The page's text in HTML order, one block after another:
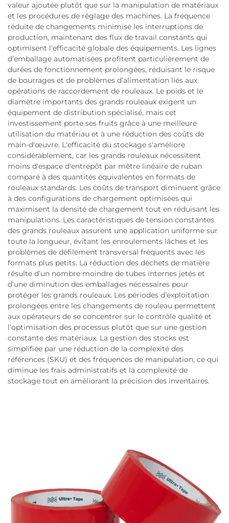
valeur ajoutée plutôt que sur la manipulation de matériaux
et les procédures de réglage des machines. La fréquence
réduite de changements minimise les interruptions de
production, maintenant des flux de travail constants qui
optimisent l'efficacité globale des équipements. Les lignes
d’emballage automatisées profitent particulièrement de
durées de fonctionnement prolongées, réduisant le risque
de bourrages et de problèmes d’alimentation liés aux
opérations de raccordement de rouleaux. Le poids et le
diamètre importants des grands rouleaux exigent un
équipement de distribution spécialisé, mais cet
investissement porte ses fruits grâce à une meilleure
utilisation du matériau et à une réduction des coûts de
main-d'œuvre. L'efficacité du stockage s'améliore
considérablement, car les grands rouleaux nécessitent
moins d'espace d'entrepôt par mètre linéaire de ruban
comparé à des quantités équivalentes en formats de
rouleaux standards. Les coûts de transport diminuent grâce
à des configurations de chargement optimisées qui
maximisent la densité de chargement tout en réduisant les
manipulations. Les caractéristiques de tension constantes
des grands rouleaux assurent une application uniforme sur
toute la longueur, évitant les enroulements lâches et les
problèmes de défilement transversal fréquents avec les
formats plus petits. La réduction des déchets de matière
résulte d’un nombre moindre de tubes internes jetés et
d’une diminution des emballages nécessaires pour
protéger les grands rouleaux. Les périodes d’exploitation
prolongées entre les changements de rouleau permettent
aux opérateurs de se concentrer sur le contrôle qualité et
l’optimisation des processus plutôt que sur une gestion
constante des matériaux. La gestion des stocks est
simplifiée par une réduction de la complexité des
références (SKU) et des fréquences de manipulation, ce qui
diminue les frais administratifs et la complexité de
stockage tout en améliorant la précision des inventaires.